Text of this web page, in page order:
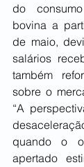
do
bovina a
de maio,
salários
também
sobre o
“A
quando o
apertado